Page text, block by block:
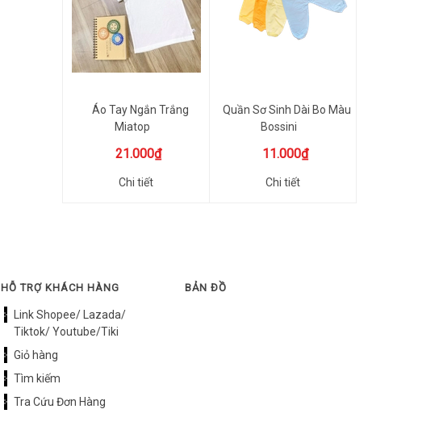
Áo Tay Ngắn Trắng
Miatop
21.000₫
Chi tiết
Quần Sơ Sinh Dài Bo Màu
Bossini
11.000₫
Chi tiết
HỖ TRỢ KHÁCH HÀNG
Link Shopee/ Lazada/
Tiktok/ Youtube/Tiki
Giỏ hàng
Tìm kiếm
Tra Cứu Đơn Hàng
BẢN ĐỒ